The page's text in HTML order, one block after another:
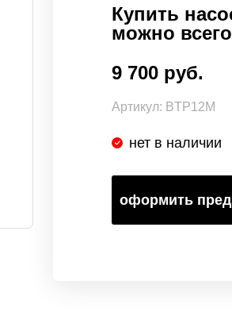
Купить
можно
9 700 руб.
Артикул: BTP12M
нет в наличии
оформить